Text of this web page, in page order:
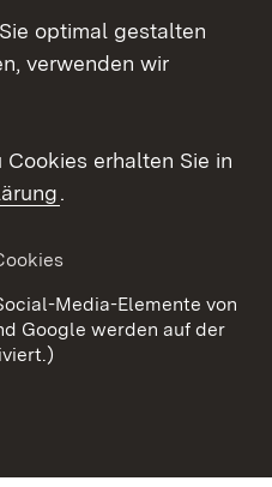
Barrierefreiheit
Cookies
optimal gestalten
verwenden wir
erhalten Sie in
.
Media-Elemente von
Google werden auf der